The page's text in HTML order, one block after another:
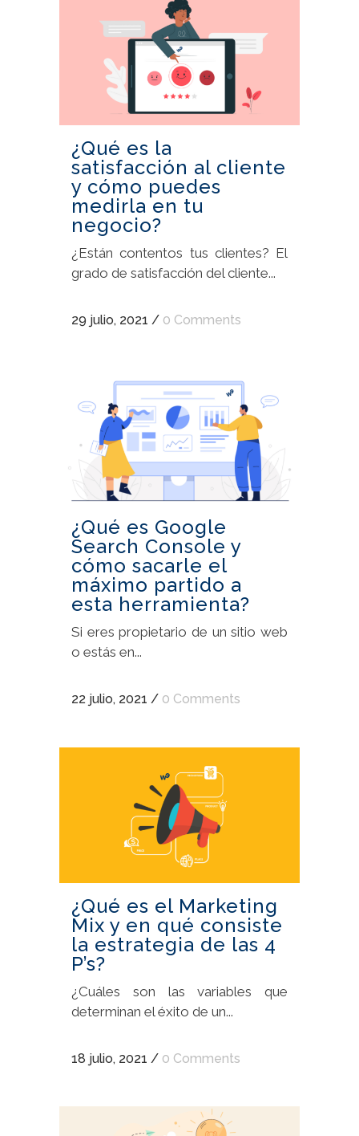
¿Qué es la
satisfacción al cliente
y cómo puedes
medirla en tu
negocio?
¿Están contentos tus clientes? El
grado de satisfacción del cliente...
29 julio, 2021 / 0 Comments
¿Qué es Google
Search Console y
cómo sacarle el
máximo partido a
esta herramienta?
Si eres propietario de un sitio web
o estás en...
22 julio, 2021 / 0 Comments
¿Qué es el Marketing
Mix y en qué consiste
la estrategia de las 4
P’s?
¿Cuáles son las variables que
determinan el éxito de un...
18 julio, 2021 / 0 Comments